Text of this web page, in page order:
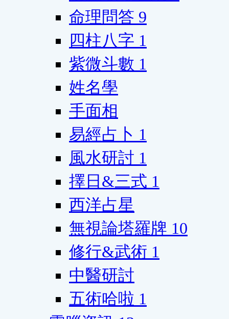
命理問答 9
四柱八字 1
紫微斗數 1
姓名學
手面相
易經占卜 1
風水研討 1
擇日&三式 1
西洋占星
無視論塔羅牌 10
修行&武術 1
中醫研討
五術哈啦 1